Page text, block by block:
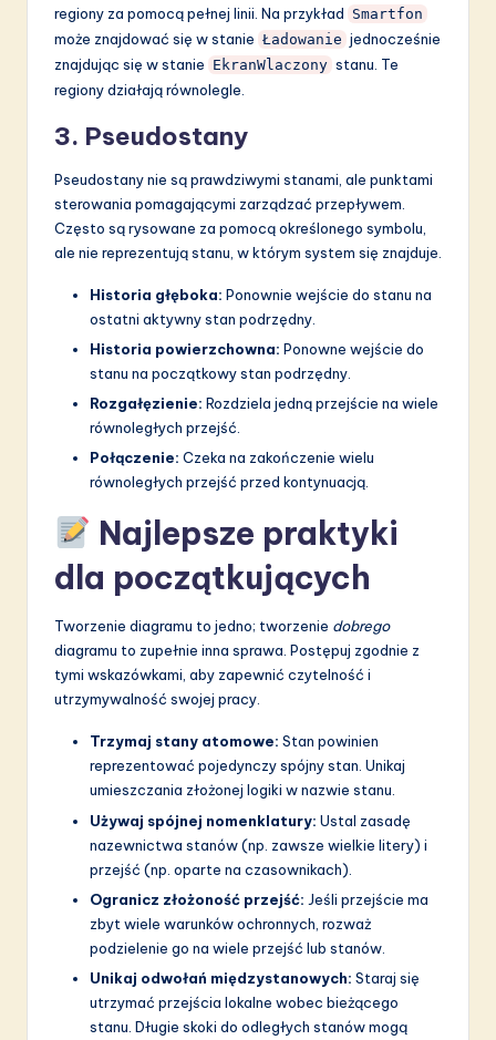
regiony za pomocą pełnej linii. Na przykład Smartfon
może znajdować się w stanie Ładowanie jednocześnie
znajdując się w stanie EkranWlaczony stanu. Te
regiony działają równolegle.
3. Pseudostany
Pseudostany nie są prawdziwymi stanami, ale punktami
sterowania pomagającymi zarządzać przepływem.
Często są rysowane za pomocą określonego symbolu,
ale nie reprezentują stanu, w którym system się znajduje.
Historia głęboka: Ponownie wejście do stanu na
ostatni aktywny stan podrzędny.
Historia powierzchowna: Ponowne wejście do
stanu na początkowy stan podrzędny.
Rozgałęzienie: Rozdziela jedną przejście na wiele
równoległych przejść.
Połączenie: Czeka na zakończenie wielu
równoległych przejść przed kontynuacją.
Najlepsze praktyki
dla początkujących
Tworzenie diagramu to jedno; tworzenie dobrego
diagramu to zupełnie inna sprawa. Postępuj zgodnie z
tymi wskazówkami, aby zapewnić czytelność i
utrzymywalność swojej pracy.
Trzymaj stany atomowe: Stan powinien
reprezentować pojedynczy spójny stan. Unikaj
umieszczania złożonej logiki w nazwie stanu.
Używaj spójnej nomenklatury: Ustal zasadę
nazewnictwa stanów (np. zawsze wielkie litery) i
przejść (np. oparte na czasownikach).
Ogranicz złożoność przejść: Jeśli przejście ma
zbyt wiele warunków ochronnych, rozważ
podzielenie go na wiele przejść lub stanów.
Unikaj odwołań międzystanowych: Staraj się
utrzymać przejścia lokalne wobec bieżącego
stanu. Długie skoki do odległych stanów mogą